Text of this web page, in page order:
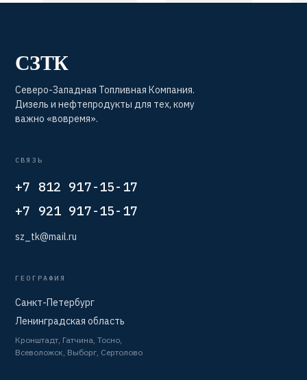
СЗТК
Северо-Западная Топливная Компания.
Дизель и нефтепродукты для тех, кому
важно «вовремя».
СВЯЗЬ
+7 812 917-15-17
+7 921 917-15-17
sz_tk@mail.ru
ГЕОГРАФИЯ
Санкт-Петербург
Ленинградская область
Кронштадт, Гатчина, Тосно,
Всеволожск, Выборг, Сертолово